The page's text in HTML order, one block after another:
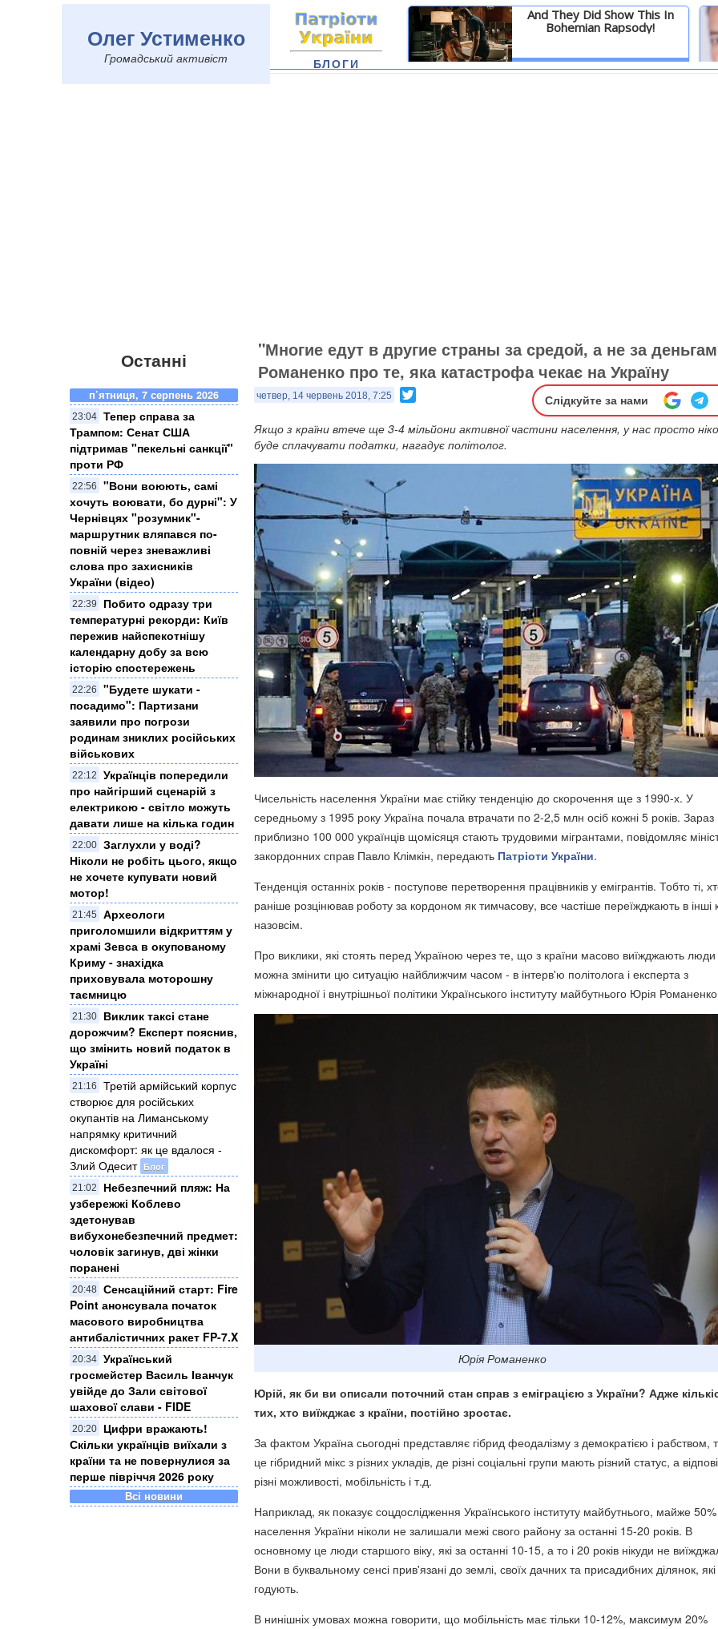
Олег Устименко
Громадський активіст
And They Did Show This In
Bohemian Rapsody!
Детальніше
БЛОГИ
Останні
п’ятниця, 7 серпень 2026
23:04 Тепер справа за
Трампом: Сенат США
підтримав "пекельні санкції"
проти РФ
22:56
​"Вони воюють, самі
хочуть воювати, бо дурні": У
Чернівцях "розумник"-
маршрутник вляпався по-
повній через зневажливі
слова про захисників
України (відео)
22:39
Побито одразу три
температурні рекорди: Київ
пережив найспекотнішу
календарну добу за всю
історію спостережень
22:26
"Будете шукати -
посадимо": Партизани
заявили про погрози
родинам зниклих російських
військових
22:12
Українців попередили
про найгірший сценарій з
електрикою - світло можуть
давати лише на кілька годин
22:00 Заглухли у воді?
Ніколи не робіть цього, якщо
не хочете купувати новий
мотор!
21:45
Археологи
приголомшили відкриттям у
храмі Зевса в окупованому
Криму - знахідка
приховувала моторошну
таємницю
21:30
Виклик таксі стане
дорожчим? Експерт пояснив,
що змінить новий податок в
Україні
21:16
Третій армійський корпус
створює для російських
окупантів на Лиманському
напрямку критичний
дискомфорт: як це вдалося -
Злий Одесит Блог
21:02
Небезпечний пляж: На
узбережжі Коблево
здетонував
вибухонебезпечний предмет:
чоловік загинув, дві жінки
поранені
20:48 Сенсаційний старт: Fire
Point анонсувала початок
масового виробництва
антибалістичних ракет FP-7.X
20:34 Український
гросмейстер Василь Іванчук
увійде до Зали світової
шахової слави - FIDE
20:20
Цифри вражають!
Скільки українців виїхали з
країни та не повернулися за
перше півріччя 2026 року
Всі новини
"Многие едут в другие страны за средой, а не за
Романенко про те, яка катастрофа чекає на Україну
четвер, 14 червень 2018, 7:25 Слідкуйте за нами
Якщо з країни втече ще 3-4 мільйони активної частини населення, у нас просто
буде сплачувати податки, нагадує політолог.
Чисельність населення України має стійку тенденцію до скорочення ще з 1990-х. У
середньому з 1995 року Україна почала втрачати по 2-2,5 млн осіб кожні 5 років. Зараз
приблизно 100 000 українців щомісяця стають трудовими мігрантами, повідомляє
закордонних справ Павло Клімкін, передають Патріоти України.
Тенденція останніх років - поступове перетворення працівників у емігрантів. Тобто ті,
раніше розцінював роботу за кордоном як тимчасову, все частіше переїжджають в інші
назовсім.
Про виклики, які стоять перед Україною через те, що з країни масово виїжджають люди
можна змінити цю ситуацію найближчим часом - в інтерв'ю політолога і експерта з
міжнародної і внутрішньої політики Українського інституту майбутнього Юрія
Юрія Романенко
Юрій, як би ви описали поточний стан справ з еміграцією з України? Адже
тих, хто виїжджає з країни, постійно зростає.
За фактом Україна сьогодні представляє гібрид феодалізму з демократією і рабством,
це гібридний мікс з різних укладів, де різні соціальні групи мають різний статус, а
різні можливості, мобільність і т.д.
Наприклад, як показує соцдослідження Українського інституту майбутнього, майже 50%
населення України ніколи не залишали межі свого району за останні 15-20 років. В
основному це люди старшого віку, які за останні 10-15, а то і 20 років нікуди не
Вони в буквальному сенсі прив'язані до землі, своїх дачних та присадибних ділянок, які
годують.
В нинішніх умовах можна говорити, що мобільність має тільки 10-12%, максимум 20%